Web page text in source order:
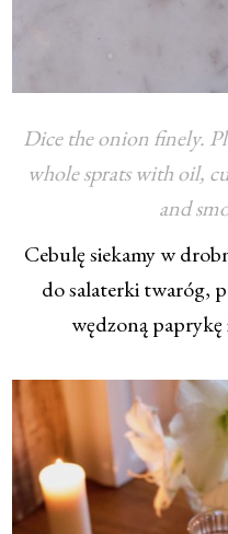
Dice the onion finely.
whole sprats with oil,
and
Cebulę siekamy w
do salaterki twaróg,
wędzoną paprykę